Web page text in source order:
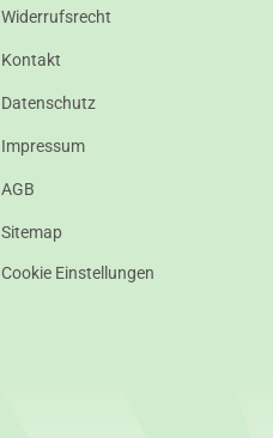
Widerrufsrecht
Kontakt
Datenschutz
Impressum
AGB
Sitemap
Cookie Einstellungen